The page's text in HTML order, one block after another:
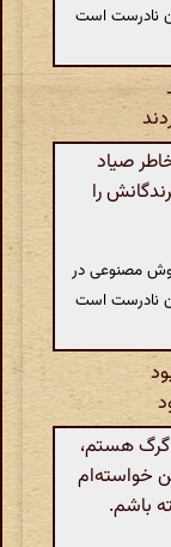
نادرست است
صیاد
را
مصنوعی در
نادرست است
هستم،
خواسته‌ام
باشم.